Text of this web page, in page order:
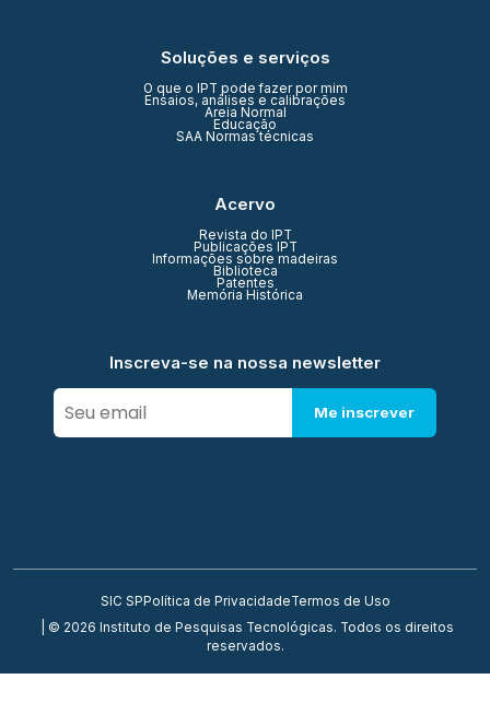
Soluções e serviços
O que o IPT pode fazer por mim
Ensaios, análises e calibrações
Areia Normal
Educação
SAA Normas técnicas
Acervo
Revista do IPT
Publicações IPT
Informações sobre madeiras
Biblioteca
Patentes
Memória Histórica
Inscreva-se na nossa newsletter
Me inscrever
SIC SP Política de PrivacidadeTermos de Uso
| © 2026 Instituto de Pesquisas Tecnológicas. Todos os direitos
reservados.